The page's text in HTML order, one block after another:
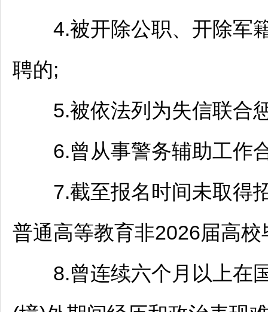
4.被开除公职、开除军籍
聘的;
5.被依法列为失信联合
6.曾从事警务辅助工作
7.截至报名时间未取得
普通高等教育非2026届高校
8.曾连续六个月以上在国